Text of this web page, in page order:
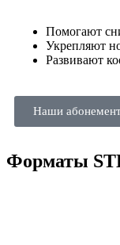
Помогают
Укрепляют
Развивают
Наши
Форматы